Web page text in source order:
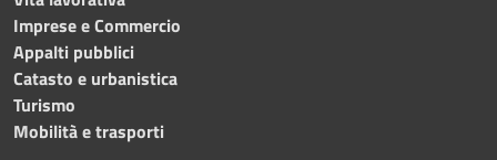
Imprese e Commercio
Appalti pubblici
Catasto e urbanistica
Turismo
Mobilità e trasporti